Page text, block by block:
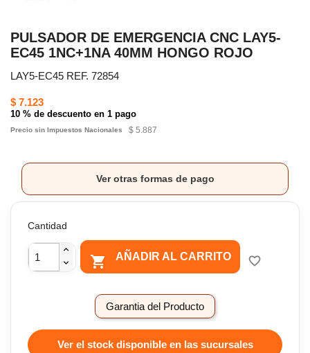
PULSADOR DE EMERGENCIA CNC LAY5-
EC45 1NC+1NA 40MM HONGO ROJO
LAY5-EC45 REF. 72854
$ 7.123
10 % de descuento en 1 pago
Precio sin Impuestos Nacionales $ 5.887
Ver otras formas de pago
Cantidad
 AÑADIR AL CARRITO favorite_border
Garantia del Producto
Ver el stock disponible en las sucursales